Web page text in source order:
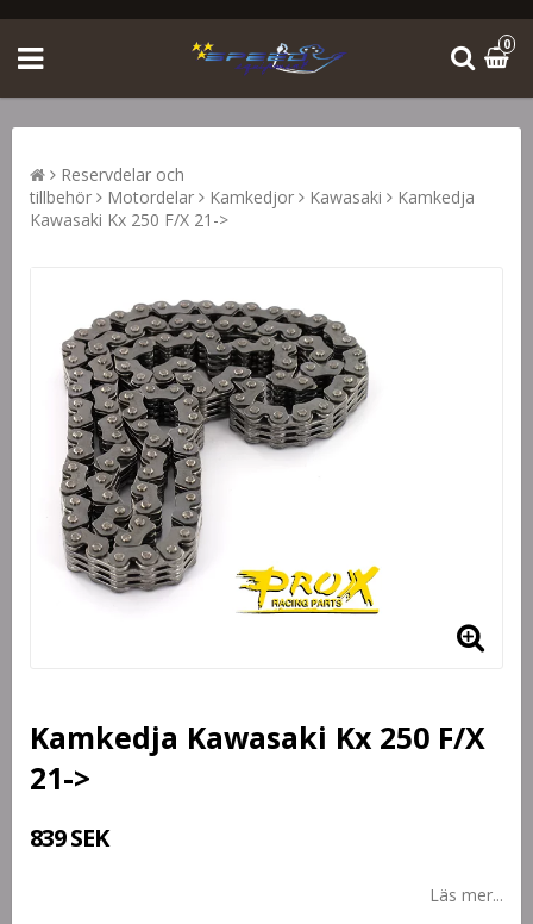
0
Reservdelar och
tillbehör
Motordelar Kamkedjor Kawasaki
Kamkedja
Kawasaki Kx 250 F/X 21->
Kamkedja Kawasaki Kx 250 F/X
21->
839 SEK
Läs mer...